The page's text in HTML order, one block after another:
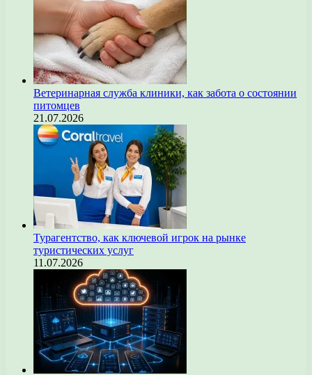
Ветеринарная служба клиники, как забота о состоянии
питомцев
21.07.2026
Турагентство, как ключевой игрок на рынке
туристических услуг
11.07.2026